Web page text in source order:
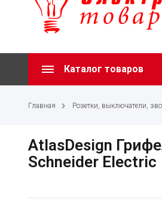
Каталог товаров
Главная Розетки, выключатели,
AtlasDesign
Schneider Electric